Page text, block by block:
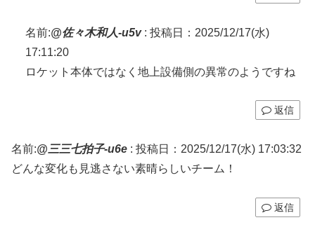
名前:@佐々木和人-u5v: 投稿日：2025/12/17(水)
17:11:20
ロケット本体ではなく地上設備側の異常のようですね
返信
名前:@三三七拍子-u6e : 投稿日：2025/12/17(水) 17:03:32
どんな変化も見逃さない素晴らしいチーム！
返信